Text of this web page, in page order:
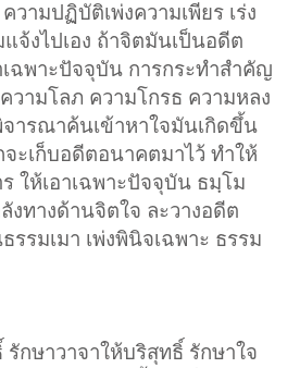
ามปฏิบัติเพ่งความเพียร เร่ง
จ้งไปเอง ถ้าจิตมันเป็นอดีต
เฉพาะปัจจุบัน การกระทำสำคัญ
ความโลภ ความโกรธ ความหลง
จารณาค้นเข้าหาใจมันเกิดขึ้น
ะเก็บอดีตอนาคตมาไว้ ทำให้
ให้เอาเฉพาะปัจจุบัน ธมฺโม
งทางด้านจิตใจ ละวางอดีต
รมเมา เพ่งพินิจเฉพาะ ธรรม
กษาวาจาให้บริสุทธิ์ รักษาใจ